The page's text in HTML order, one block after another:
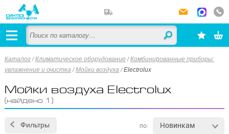
Каталог /Климатическое оборудование /Комбинированные приборы:
увлажнение и очистка /Мойки воздуха /Electrolux
Мойки воздуха Electrolux
(найдено 1)
Фильтры по: Новинкам